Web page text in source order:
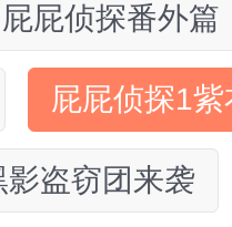
屁屁侦探番外篇
屁屁侦探1
盗窃团来袭